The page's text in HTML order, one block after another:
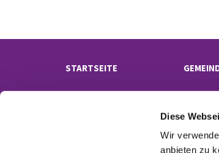
Diese
Wir
anbieten zu
STARTSEITE